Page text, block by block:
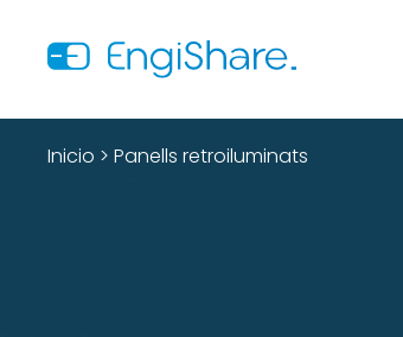
Inicio > Panells retroiluminats